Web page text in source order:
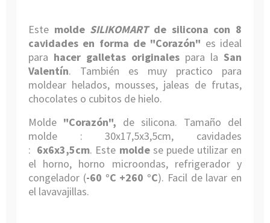
Este molde SILIKOMART de silicona con 8
cavidades en forma de "Corazón" es ideal
para hacer galletas originales para la San
Valentín. También es muy practico para
moldear helados, mousses, jaleas de frutas,
chocolates o cubitos de hielo.
Molde "Corazón", de silicona. Tamaño del
molde : 30x17,5x3,5cm, cavidades
: 6x6x3,5cm. Este molde se puede utilizar en
el horno, horno microondas, refrigerador y
congelador (-60 °C +260 °C). Facil de lavar en
el lavavajillas.